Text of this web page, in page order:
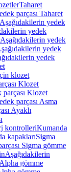
Taharet
parçası Taharet
Aşağıdakilerin yedek
yedek
Aşağıdakilerin yedek
yedek
yedek
klozet
Klozet
parçası Klozet
parçası Asma
Ayaklı
kontrolleriKumanda
kapaklarıSigma
Sigma gömme
Aşağıdakilerin
Alpha gömme